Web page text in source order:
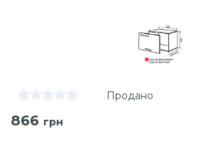
Продано
866 грн